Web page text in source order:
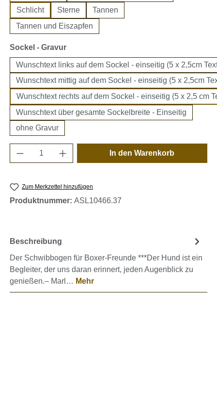
Schlicht
Sterne
Tannen
Tannen und Eiszapfen
Sockel - Gravurauswählen
Wunschtext links auf dem Sockel - einseitig (5 x 2,5cm
Wunschtext mittig auf dem Sockel - einseitig (5 x 2,5cm
Wunschtext rechts auf dem Sockel - einseitig (5 x 2,5 cm
Wunschtext über gesamte Sockelbreite - Einseitig
ohne Gravur
Produkt Anzahl: Gib den gewünschten
In den Warenkorb
Zum Merkzettel hinzufügen
Produktnummer: ASL10466.37
Beschreibung
Der Schwibbogen für Boxer-Freunde ***Der Hund ist ein
Begleiter, der uns daran erinnert, jeden Augenblick zu
genießen.– Marl… Mehr